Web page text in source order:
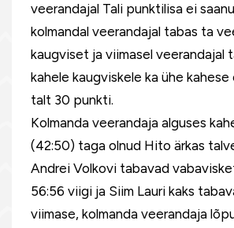
veerandajal Tali punktilisa ei
kolmandal veerandajal tabas ta
kaugviset ja viimasel veerandajal
kahele kaugviskele ka ühe kahese
talt 30 punkti.
Kolmanda veerandaja alguses
(42:50) taga olnud Hito ärkas
Andrei Volkovi tabavad
56:56 viigi ja Siim Lauri kaks
viimase, kolmanda veerandaja